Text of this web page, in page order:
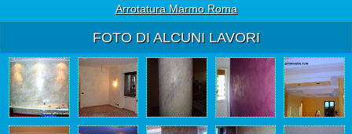
Arrotatura Marmo Roma
FOTO DI ALCUNI LAVORI